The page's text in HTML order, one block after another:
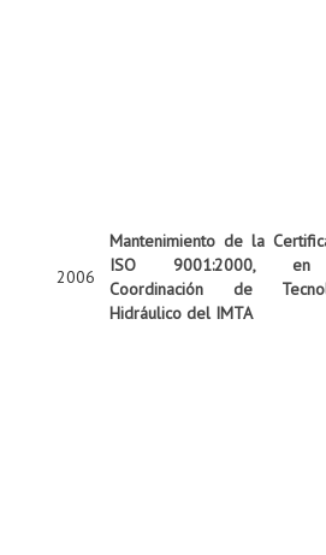
2006
Mantenimiento de la
ISO 9001:2000,
Coordinación de
Hidráulico del IMTA